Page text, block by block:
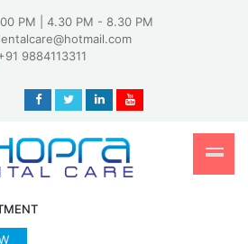
PM | 4.30 PM - 8.30 PM
9884113311